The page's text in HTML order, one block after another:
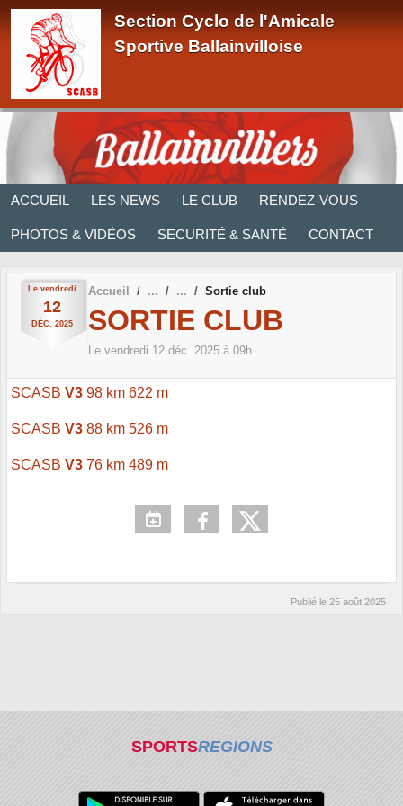
Section Cyclo de l'Amicale
Sportive Ballainvilloise
ACCUEIL LES NEWS LE CLUB RENDEZ-VOUS
PHOTOS & VIDÉOS SECURITÉ & SANTÉ CONTACT
Le vendredi
12
DÉC. 2025
Accueil Sortie club
SORTIE CLUB
Le vendredi 12 déc. 2025 à 09h
SCASB V3 98 km 622 m
SCASB V3 88 km 526 m
SCASB V3 76 km 489 m
Publié le 25 août 2025
SPORTSREGIONS
Panneau de gestion des cookies